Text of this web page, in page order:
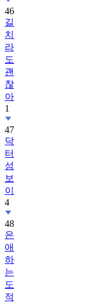
46
길
치
라
도
괜
찮
아
1
47
닥
터
섬
보
이
4
48
은
애
하
는
도
적